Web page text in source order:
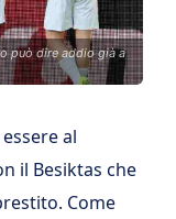
può dire addio già a
al
il Besiktas che
Come